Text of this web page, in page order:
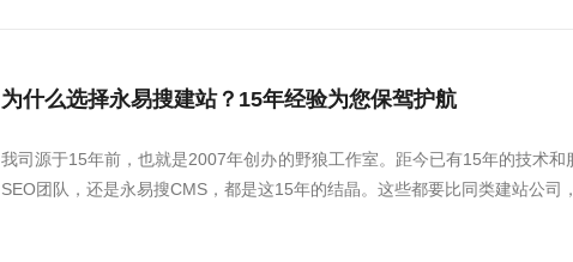
为什么选择永易搜建站？15年经验为您保驾护航
我司源于15年前，也就是2007年创办的野狼工作室。距今已有15年的技术
SEO团队，还是永易搜CMS，都是这15年的结晶。这些都要比同类建站公司